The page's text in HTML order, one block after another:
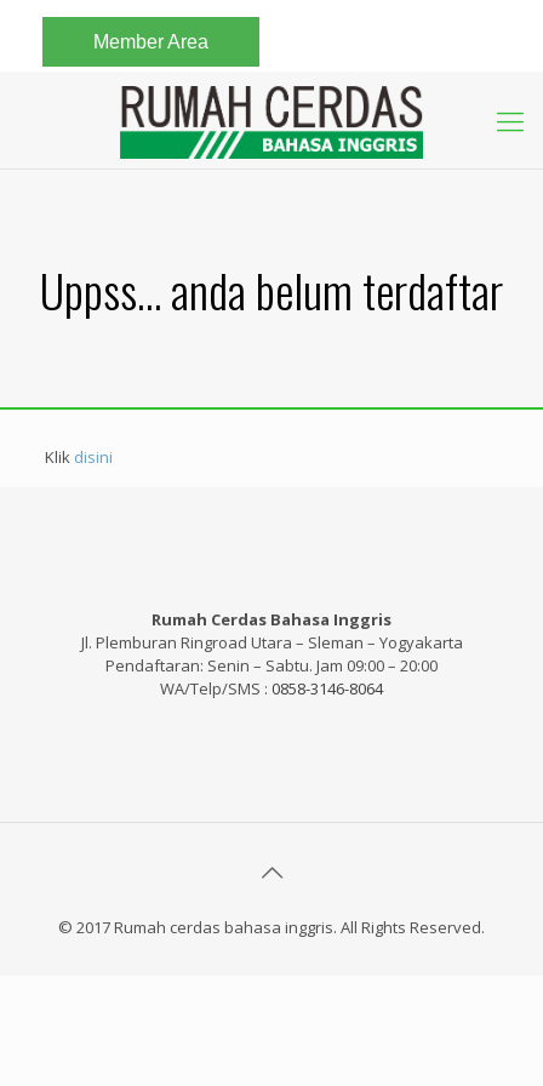
Member Area
Uppss… anda belum terdaftar
Klik disini
Rumah Cerdas Bahasa Inggris
Jl. Plemburan Ringroad Utara – Sleman – Yogyakarta
Pendaftaran: Senin – Sabtu. Jam 09:00 – 20:00
WA/Telp/SMS : 0858-3146-8064
© 2017 Rumah cerdas bahasa inggris. All Rights Reserved.